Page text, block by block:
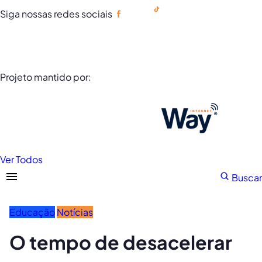
Siga nossas redes sociais
Projeto mantido por:
Ver Todos
Buscar
EducaçãoNotícias
O tempo de desacelerar